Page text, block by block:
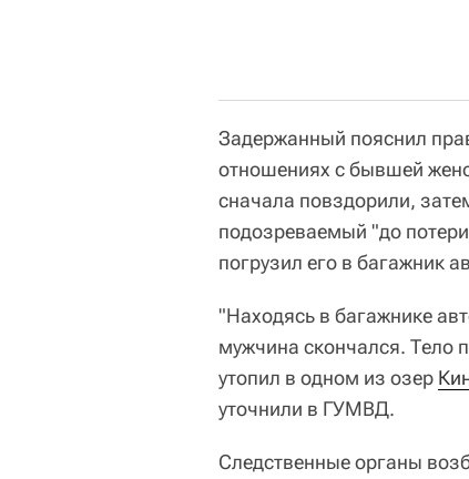
Задержанный пояснил
отношениях с бывшей
сначала повздорили,
подозреваемый "до
погрузил его в багажник
"Находясь в багажнике
мужчина скончался. Тело
утопил в одном из озер
уточнили в ГУМВД.
Следственные органы